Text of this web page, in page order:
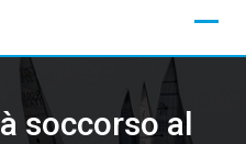
soccorso al